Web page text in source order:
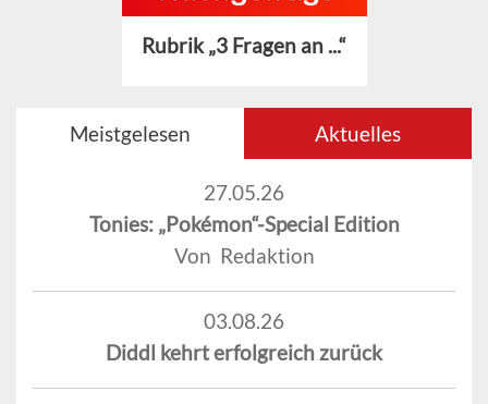
Rubrik „3 Fragen an ...“
Meistgelesen Aktuelles
27.05.26
Tonies: „Pokémon“-Special Edition
Von Redaktion
03.08.26
Diddl kehrt erfolgreich zurück